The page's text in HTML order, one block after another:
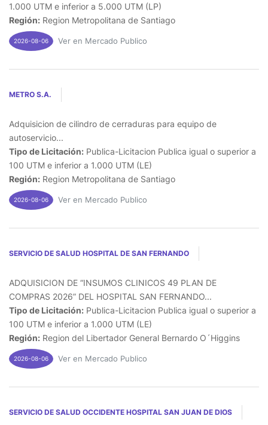
1.000 UTM e inferior a 5.000 UTM (LP)
Región: Region Metropolitana de Santiago
2026-08-06 Ver en Mercado Publico
METRO S.A.
Adquisicion de cilindro de cerraduras para equipo de
autoservicio...
Tipo de Licitación: Publica-Licitacion Publica igual o superior a
100 UTM e inferior a 1.000 UTM (LE)
Región: Region Metropolitana de Santiago
2026-08-06 Ver en Mercado Publico
SERVICIO DE SALUD HOSPITAL DE SAN FERNANDO
ADQUISICION DE “INSUMOS CLINICOS 49 PLAN DE
COMPRAS 2026” DEL HOSPITAL SAN FERNANDO...
Tipo de Licitación: Publica-Licitacion Publica igual o superior a
100 UTM e inferior a 1.000 UTM (LE)
Región: Region del Libertador General Bernardo O´Higgins
2026-08-06 Ver en Mercado Publico
SERVICIO DE SALUD OCCIDENTE HOSPITAL SAN JUAN DE DIOS